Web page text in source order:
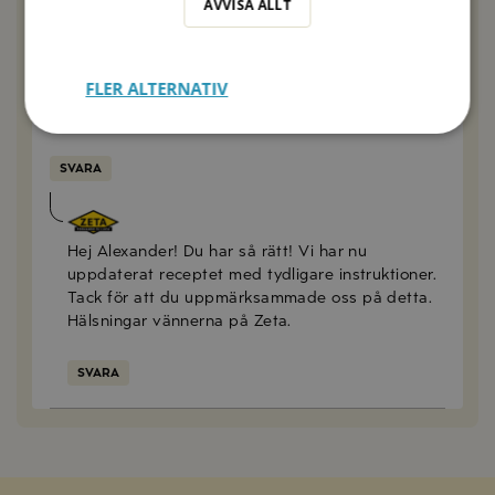
lagerblad? Tror man kan även specificera när lök
SVARA
Anna Mellberg
Hej Alexander! Du har så rätt! Vi har nu
uppdaterat receptet med tydligare instruktioner.
Tack för att du uppmärksammade oss på detta.
Hälsningar vännerna på Zeta.
SVARA
AVVISA ALLT
FLER ALTERNATIV